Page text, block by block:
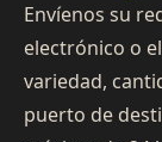
Envíenos su
electrónico o
variedad,
puerto de